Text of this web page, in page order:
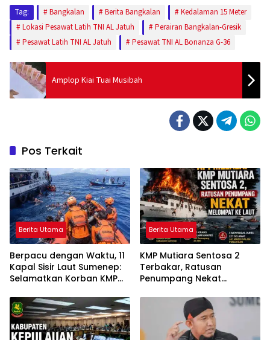
Tag: Bangkalan Berita Bangkalan
Kedalaman 15 Meter
Lokasi Pesawat Latih TNI AL Jatuh
Perairan Bangkalan-Gresik
Pesawat Latih TNI AL Jatuh
Pesawat TNI AL Bonanza G-36
Amplop Kiai Tuai Musibah
Pos Terkait
Berita Utama
Berpacu dengan Waktu, 11
Kapal Sisir Laut Sumenep:
Selamatkan Korban KMP
Berita Utama
KMP Mutiara Sentosa 2
Terbakar, Ratusan
Penumpang Nekat